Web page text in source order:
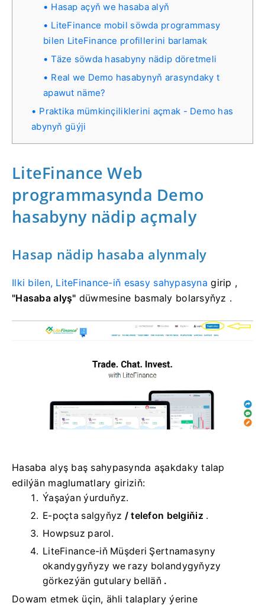
Hasap açyň we hasaba alyň
LiteFinance mobil söwda programmasy
bilen LiteFinance profillerini barlamak
Täze söwda hasabyny nädip döretmeli
Real we Demo hasabynyň arasyndaky t
apawut näme?
Praktika mümkinçiliklerini açmak - Demo has
abynyň güýji
LiteFinance Web
programmasynda Demo
hasabyny nädip açmaly
Hasap nädip hasaba alynmaly
Ilki bilen, LiteFinance-iň esasy sahypasyna girip ,
"Hasaba alyş" düwmesine basmaly bolarsyňyz .
Hasaba alyş baş sahypasynda aşakdaky talap
edilýän maglumatlary giriziň:
Ýaşaýan ýurduňyz.
E-poçta salgyňyz /telefon belgiňiz .
Howpsuz parol.
LiteFinance-iň Müşderi Şertnamasyny
okandygyňyzy we razy bolandygyňyzy
görkezýän gutulary belläň .
Dowam etmek üçin,ähli talaplary ýerine